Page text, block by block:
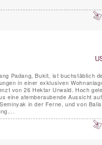
Padang, Bukit, ist buchstäblich
in einer exklusiven
von 26 Hektar Urwald. Hoch
eine atemberaubende Aussicht
in der Ferne, und von Balis